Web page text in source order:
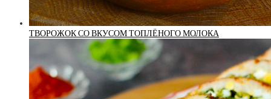
ТВОРОЖОК СО ВКУСОМ ТОПЛЁНОГО МОЛОКА